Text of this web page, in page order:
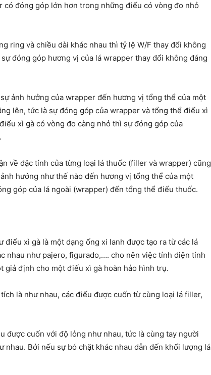
đóng góp lớn hơn trong những điếu có vòng đo nhỏ
ring và chiều dài khác nhau thì tỷ lệ W/F thay đổi không
đóng góp hương vị của lá wrapper thay đổi không đáng
ảnh hưởng của wrapper đến hương vị tổng thể của một
lên, tức là sự đóng góp của wrapper và tổng thể điếu xì
xì gà có vòng đo càng nhỏ thì sự đóng góp của
về đặc tính của từng loại lá thuốc (filler và wrapper) cũng
hưởng như thế nào đến hương vị tổng thể của một
góp của lá ngoài (wrapper) đến tổng thể điếu thuốc.
xì gà là một dạng ống xi lanh được tạo ra từ các lá
nhau như pajero, figurado,…. cho nên việc tính diện tính
giả định cho một điếu xì gà hoàn hảo hình trụ.
là như nhau, các điếu được cuốn từ cùng loại lá filler,
được cuốn với độ lỏng như nhau, tức là cùng tay người
Bởi nếu sự bó chặt khác nhau dẫn đến khối lượng lá